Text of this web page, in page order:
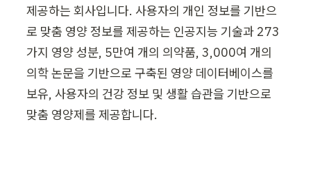
제공하는 회사입니다. 사용자의 개인 정보를 기반으
로 맞춤 영양 정보를 제공하는 인공지능 기술과 273
가지 영양 성분, 5만여 개의 의약품, 3,000여 개의
의학 논문을 기반으로 구축된 영양 데이터베이스를
보유, 사용자의 건강 정보 및 생활 습관을 기반으로
맞춤 영양제를 제공합니다.